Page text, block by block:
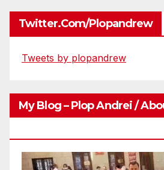
Twitter.com/plopandrew
Tweets by plopandrew
My Blog – Plop Andrei /